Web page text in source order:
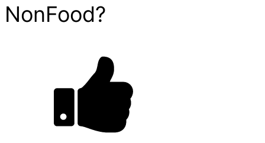
NonFood?